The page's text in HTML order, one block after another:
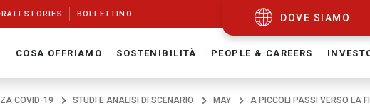
DOVE SIAMO
STORIES BOLLETTINO
COSA OFFRIAMO SOSTENIBILITÀ PEOPLE & CAREERS
COVID-19 STUDI E ANALISI DI SCENARIO MAY A PICCOLI PASSI VERSO LA